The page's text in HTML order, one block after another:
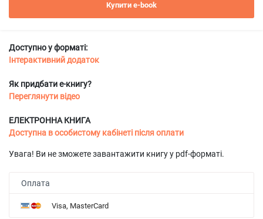
Купити e-book
Доступно у форматі:
Інтерактивний додаток
Як придбати е-книгу?
Переглянути відео
ЕЛЕКТРОННА КНИГА
Доступна в особистому кабінеті після оплати
Увага! Ви не зможете завантажити книгу у pdf-форматі.
Оплата
Visa, MasterCard